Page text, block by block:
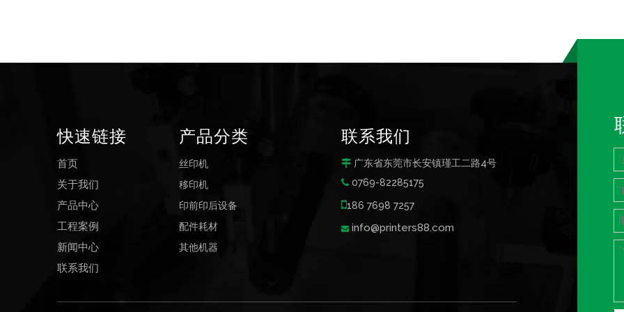
快速链接
首页
关于我们
产品中心
工程案例
新闻中心
联系我们
产品分类
丝印机
移印机
印前印后设备
配件耗材
其他机器
联系我们
 广东省东莞市长安镇瑾工二路4号
 0769-82285175
186 7698 7257
 info@printers88.com